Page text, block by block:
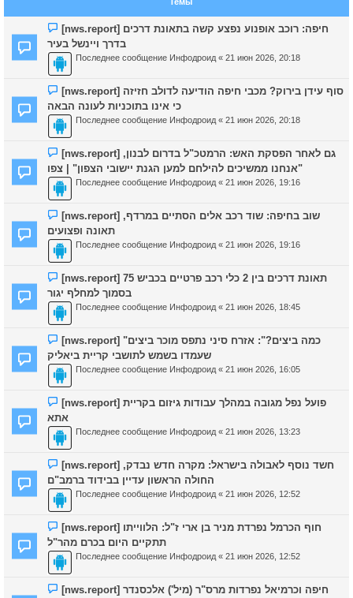
[nws.report] חיפה: רוכב אופנוע נפצע קשה בתאונת דרכים
בדרך ויינשל בעיר
Последнее сообщение Инфодроид « 21 июн 2026, 20:18
[nws.report] סוף עידן בירוק? מכבי חיפה הודיעה לדולב חזיזה
כי אינו בתוכניות לעונה הבאה
Последнее сообщение Инфодроид « 21 июн 2026, 20:18
[nws.report] גם לאחר הפסקת האש: הרמטכ"ל בדרום לבנון,
"אנחנו ממשיכים להילחם למען הגנת יישובי הצפון" | צפו
Последнее сообщение Инфодроид « 21 июн 2026, 19:16
[nws.report] שוב בחיפה: שוד רכב אלים הסתיים במרדף,
תאונה ופצועים
Последнее сообщение Инфодроид « 21 июн 2026, 19:16
[nws.report] תאונת דרכים בין 2 כלי רכב פרטיים בכביש 75
בסמוך למחלף יגור
Последнее сообщение Инфодроид « 21 июн 2026, 18:45
[nws.report] "כמה ביצים?": אזרח סיני נתפס מוכר ביצים
שעמדו בשמש לתושבי קריית ביאליק
Последнее сообщение Инфодроид « 21 июн 2026, 16:05
[nws.report] פועל נפל מגובה במהלך עבודות גיזום בקריית
אתא
Последнее сообщение Инфодроид « 21 июн 2026, 13:23
[nws.report] חשד נוסף לאבולה בישראל: מקרה חדש נבדק,
החולה הראשון עדיין בבידוד ברמב"ם
Последнее сообщение Инфодроид « 21 июн 2026, 12:52
[nws.report] חוף הכרמל נפרדת מניר בן ארי ז"ל: הלווייתו
תתקיים היום בכרם מהר"ל
Последнее сообщение Инфодроид « 21 июн 2026, 12:52
[nws.report] חיפה וכרמיאל נפרדות מרס"ר (מיל') אלכסנדר